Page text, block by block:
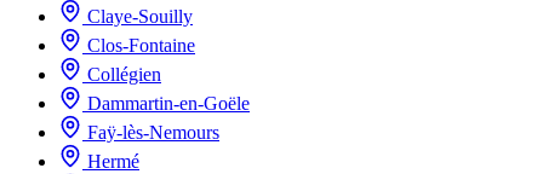
Claye-Souilly
Clos-Fontaine
Collégien
Dammartin-en-Goële
Faÿ-lès-Nemours
Hermé